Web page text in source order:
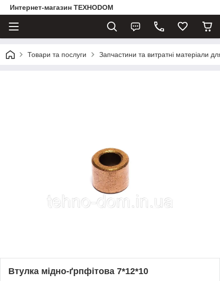
Интернет-магазин ТЕХНОDOM
Товари та послуги Запчастини та витратні матеріали
Втулка мідно-ґрпфітова 7*12*10